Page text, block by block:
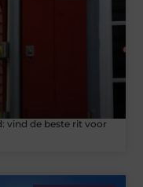
vind de beste rit voor